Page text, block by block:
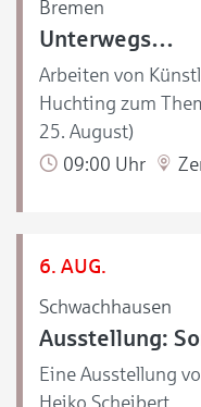
Bremen
Unterwegs…
Arbeiten von
Huchting zum
25. August)
09:00 Uhr
6. AUG.
Schwachhausen
Ausstellung:
Eine Ausstellung
Heiko Scheibert